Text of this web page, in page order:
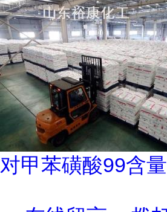
对甲苯磺酸99含